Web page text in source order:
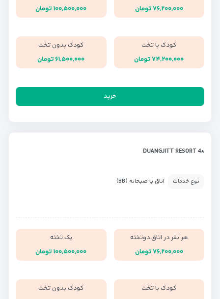
۷۶,۲۰۰,۰۰۰ تومان
۱۰۰,۵۰۰,۰۰۰ تومان
کودک با تخت
۷۴,۲۰۰,۰۰۰ تومان
کودک بدون تخت
۶۱,۵۰۰,۰۰۰ تومان
خرید
*DUANGJITT RESORT 4
نوع خدمات اتاق با صبحانه (BB)
هر نفر در اتاق دوتخته
۷۶,۲۰۰,۰۰۰ تومان
یک تخته
۱۰۰,۵۰۰,۰۰۰ تومان
کودک با تخت
کودک بدون تخت